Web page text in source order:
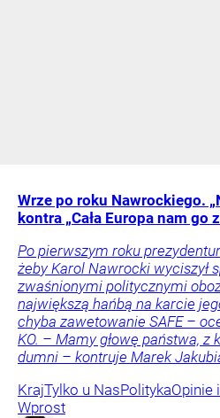
Wrze po roku Nawrockiego.
kontra „Cała Europa nam go
Po pierwszym roku
żeby Karol Nawrocki wyciszył
zwaśnionymi politycznymi
największą hańbą na karcie
chyba zawetowanie SAFE –
KO. – Mamy głowę państwa, z
dumni – kontruje Marek
KrajTylko u NasPolitykaOpinie
Wprost